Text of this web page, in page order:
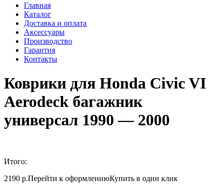
Главная
Каталог
Доставка и оплата
Аксессуары
Производство
Гарантия
Контакты
Коврики для Honda Civic VI
Aerodeck багажник
универсал 1990 — 2000
Итого:
2190 р.Перейти к оформлениюКупить в один клик